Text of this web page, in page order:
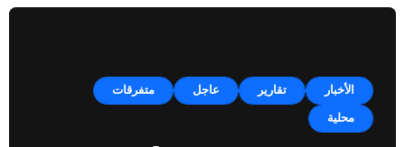
الأخبار تقارير عاجل متفرقات
محلية